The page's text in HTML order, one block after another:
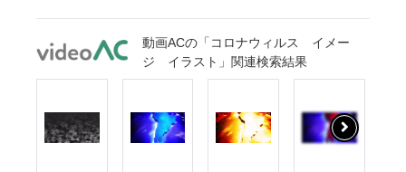
動画ACの「コロナウィルス イメー
ジ イラスト」関連検索結果